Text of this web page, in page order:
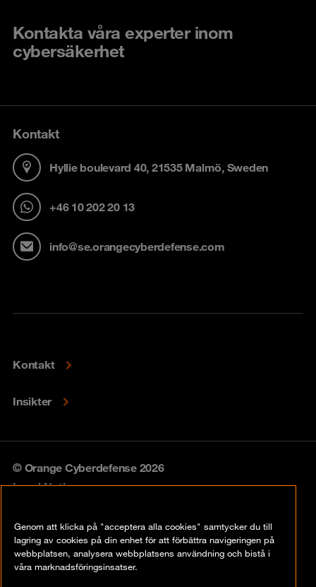
Kontakta våra experter inom
cybersäkerhet
Kontakt
Hyllie boulevard 40, 21535 Malmö, Sweden
+46 10 202 20 13
info@se.orangecyberdefense.com
Kontakt
Insikter
© Orange Cyberdefense 2026
Legal Notice
Vulnerability policy
Genom att klicka på "acceptera alla cookies" samtycker du till
lagring av cookies på din enhet för att förbättra navigeringen på
webbplatsen, analysera webbplatsens användning och bistå i
våra marknadsföringsinsatser.